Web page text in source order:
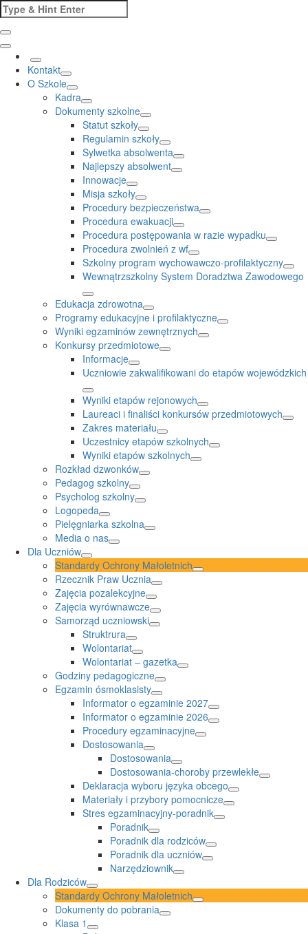
Skip
to
content
Search
for:
Kontakt
O Szkole
Kadra
Dokumenty szkolne
Statut szkoły
Regulamin szkoły
Sylwetka absolwenta
Najlepszy absolwent
Innowacje
Misja szkoły
Procedury bezpieczeństwa
Procedura ewakuacji
Procedura postępowania w razie wypadku
Procedura zwolnień z wf
Szkolny program wychowawczo-profilaktyczny
Wewnątrzszkolny System Doradztwa Zawodowego
Edukacja zdrowotna
Programy edukacyjne i profilaktyczne
Wyniki egzaminów zewnętrznych
Konkursy przedmiotowe
Informacje
Uczniowie zakwalifikowani do etapów wojewódzkich
Wyniki etapów rejonowych
Laureaci i finaliści konkursów przedmiotowych
Zakres materiału
Uczestnicy etapów szkolnych
Wyniki etapów szkolnych
Rozkład dzwonków
Pedagog szkolny
Psycholog szkolny
Logopeda
Pielęgniarka szkolna
Media o nas
Dla Uczniów
Standardy Ochrony Małoletnich
Rzecznik Praw Ucznia
Zajęcia pozalekcyjne
Zajęcia wyrównawcze
Samorząd uczniowski
Struktrura
Wolontariat
Wolontariat – gazetka
Godziny pedagogiczne
Egzamin ósmoklasisty
Informator o egzaminie 2027
Informator o egzaminie 2026
Procedury egzaminacyjne
Dostosowania
Dostosowania
Dostosowania-choroby przewlekłe
Deklaracja wyboru języka obcego
Materiały i przybory pomocnicze
Stres egzaminacyjny-poradnik
Poradnik
Poradnik dla rodziców
Poradnik dla uczniów
Narzędziownik
Dla Rodziców
Standardy Ochrony Małoletnich
Dokumenty do pobrania
Klasa 1